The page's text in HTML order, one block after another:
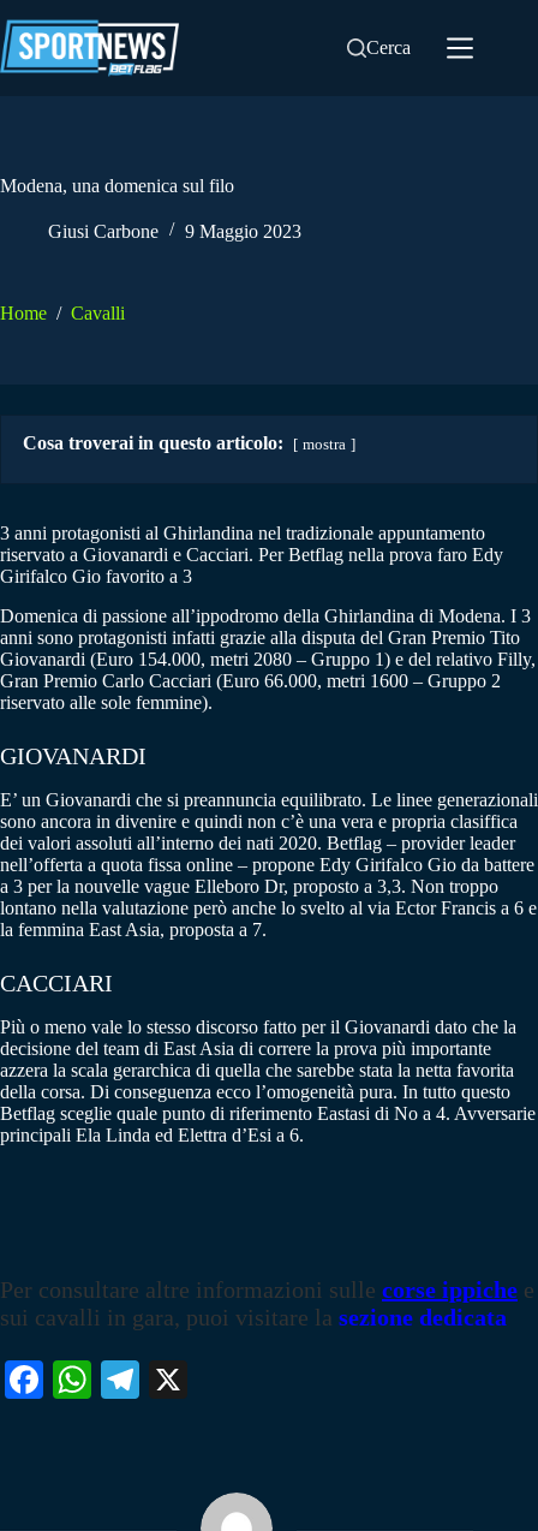
al
contenuto
Cerca
Modena, una domenica sul filo
Giusi Carbone 9 Maggio 2023
Home / Cavalli
Cosa troverai in questo articolo: mostra
3 anni protagonisti al Ghirlandina nel tradizionale appuntamento
riservato a Giovanardi e Cacciari. Per Betflag nella prova faro Edy
Girifalco Gio favorito a 3
Domenica di passione all’ippodromo della Ghirlandina di Modena. I 3
anni sono protagonisti infatti grazie alla disputa del Gran Premio Tito
Giovanardi (Euro 154.000, metri 2080 – Gruppo 1) e del relativo Filly,
Gran Premio Carlo Cacciari (Euro 66.000, metri 1600 – Gruppo 2
riservato alle sole femmine).
GIOVANARDI
E’ un Giovanardi che si preannuncia equilibrato. Le linee generazionali
sono ancora in divenire e quindi non c’è una vera e propria clasiffica
dei valori assoluti all’interno dei nati 2020. Betflag – provider leader
nell’offerta a quota fissa online – propone Edy Girifalco Gio da battere
a 3 per la nouvelle vague Elleboro Dr, proposto a 3,3. Non troppo
lontano nella valutazione però anche lo svelto al via Ector Francis a 6 e
la femmina East Asia, proposta a 7.
CACCIARI
Più o meno vale lo stesso discorso fatto per il Giovanardi dato che la
decisione del team di East Asia di correre la prova più importante
azzera la scala gerarchica di quella che sarebbe stata la netta favorita
della corsa. Di conseguenza ecco l’omogeneità pura. In tutto questo
Betflag sceglie quale punto di riferimento Eastasi di No a 4. Avversarie
principali Ela Linda ed Elettra d’Esi a 6.
Per consultare altre informazioni sulle corse ippiche e
sui cavalli in gara, puoi visitare la sezione dedicata
Fa W
Te